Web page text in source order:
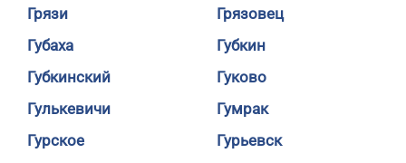
Грязи
Грязовец
Губаха
Губкин
Губкинский
Гуково
Гулькевичи
Гумрак
Гурское
Гурьевск